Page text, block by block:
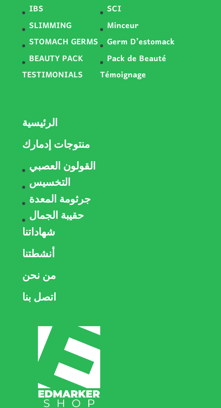
IBS
SLIMMING
STOMACH GERMS
BEAUTY PACK
TESTIMONIALS
SCI
Minceur
Germ D’estomack
Pack de Beauté
Témoignage
الرئيسية
منتوجات إدمارك
القولون العصبي
التخسيس
جرثومة المعدة
حقيبة الجمال
شهاداتنا
أنشطتنا
من نحن
اتصل بنا